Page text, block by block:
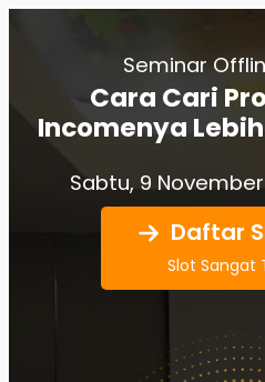
Seminar
Cara Cari
Incomenya
Sabtu, 9
Daftar
Slot Sangat